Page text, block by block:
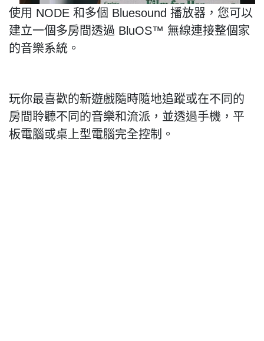
使用 NODE 和多個 Bluesound 播放器，您可以
建立一個多房間透過 BluOS™ 無線連接整個家
的音樂系統。
玩你最喜歡的新遊戲隨時隨地追蹤或在不同的
房間聆聽不同的音樂和流派，並透過手機，平
板電腦或桌上型電腦完全控制。